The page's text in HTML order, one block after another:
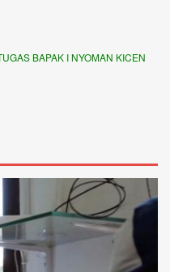
BAPAK I NYOMAN KICEN